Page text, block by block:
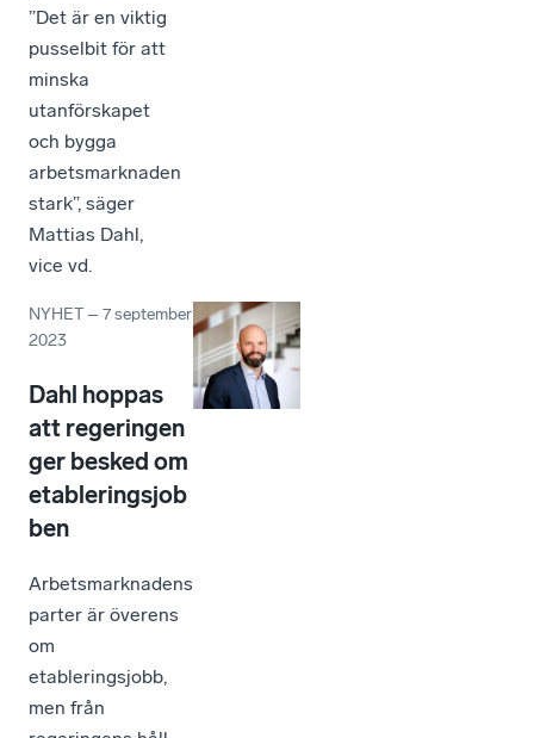
”Det är en viktig
pusselbit för att
minska
utanförskapet
och bygga
arbetsmarknaden
stark”, säger
Mattias Dahl,
vice vd.
NYHET –7 september
2023
Dahl hoppas
att regeringen
ger besked om
etableringsjob
ben
Arbetsmarknadens
parter är överens
om
etableringsjobb,
men från